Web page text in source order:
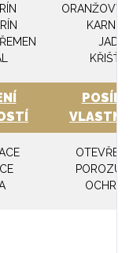
ORANŽOVÝ
JADE
KŘIŠŤÁL